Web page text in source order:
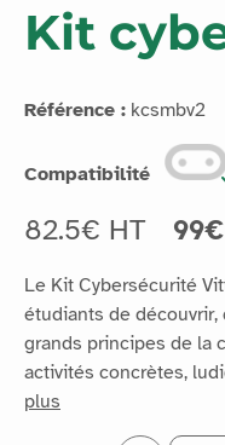
Kit
Référence : kcsmbv2
Compatibilité
82.5€ HT
Le Kit Cybersécurité
étudiants de
grands principes de la
activités concrètes,
plus